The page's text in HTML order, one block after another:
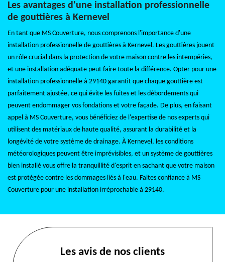
Les avantages d'une installation professionnelle
de gouttières à Kernevel
En tant que MS Couverture, nous comprenons l'importance d'une
installation professionnelle de gouttières à Kernevel. Les gouttières jouent
un rôle crucial dans la protection de votre maison contre les intempéries,
et une installation adéquate peut faire toute la différence. Opter pour une
installation professionnelle à 29140 garantit que chaque gouttière est
parfaitement ajustée, ce qui évite les fuites et les débordements qui
peuvent endommager vos fondations et votre façade. De plus, en faisant
appel à MS Couverture, vous bénéficiez de l'expertise de nos experts qui
utilisent des matériaux de haute qualité, assurant la durabilité et la
longévité de votre système de drainage. À Kernevel, les conditions
météorologiques peuvent être imprévisibles, et un système de gouttières
bien installé vous offre la tranquillité d'esprit en sachant que votre maison
est protégée contre les dommages liés à l'eau. Faites confiance à MS
Couverture pour une installation irréprochable à 29140.
Les avis de nos clients